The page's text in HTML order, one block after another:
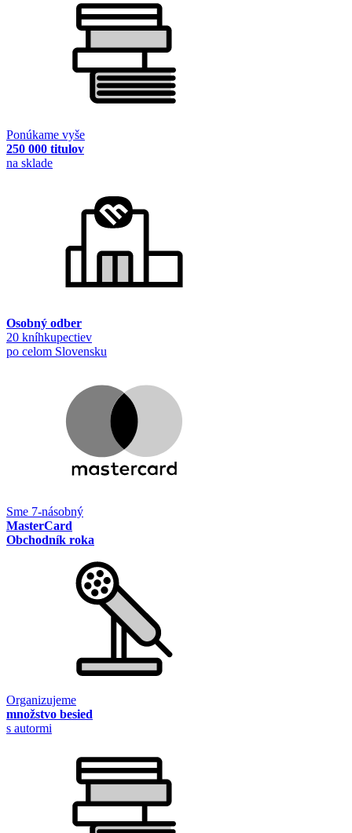
Ponúkame vyše
250 000 titulov
na sklade
Osobný odber
20 kníhkupectiev
po celom Slovensku
Sme 7-násobný
MasterCard
Obchodník roka
Organizujeme
množstvo besied
s autormi